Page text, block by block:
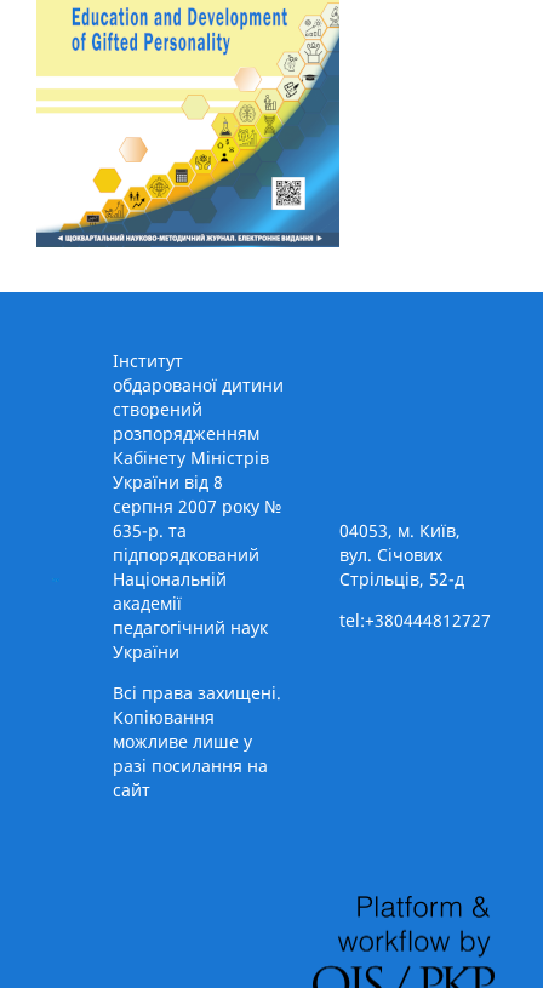
Інститут
обдарованої дитини
створений
розпорядженням
Кабінету Міністрів
України від 8
серпня 2007 року №
635-р. та
підпорядкований
Національній
академії
педагогічний наук
України
Всі права захищені.
Копіювання
можливе лише у
разі посилання на
сайт
04053, м. Київ,
вул. Січових
Стрільців, 52-д
tel:+380444812727